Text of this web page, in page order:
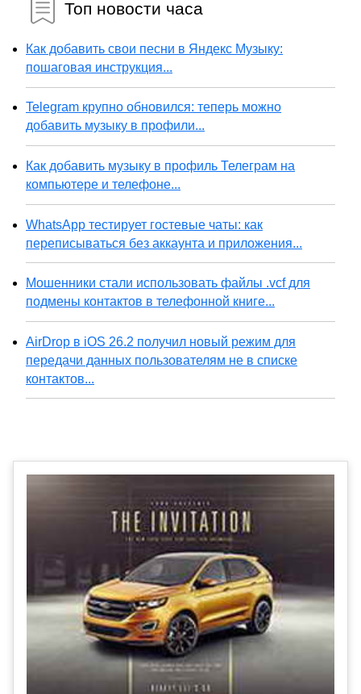
Топ новости часа
Как добавить свои песни в Яндекс Музыку:
пошаговая инструкция...
Telegram крупно обновился: теперь можно
добавить музыку в профили...
Как добавить музыку в профиль Телеграм на
компьютере и телефоне...
WhatsApp тестирует гостевые чаты: как
переписываться без аккаунта и приложения...
Мошенники стали использовать файлы .vcf для
подмены контактов в телефонной книге...
AirDrop в iOS 26.2 получил новый режим для
передачи данных пользователям не в списке
контактов...